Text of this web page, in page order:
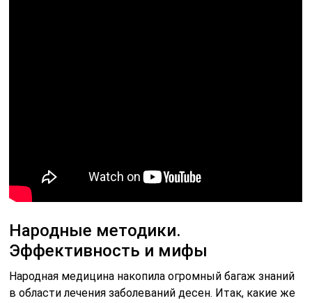
Народные методики.
Эффективность и мифы
Народная медицина накопила огромный багаж знаний
в области лечения заболеваний десен. Итак, какие же